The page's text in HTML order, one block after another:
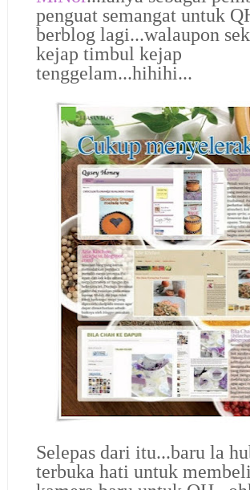
penguat semangat untuk
berblog lagi...walaupon
kejap timbul kejap
tenggelam...hihihi...
Selepas dari itu...baru la
terbuka hati untuk